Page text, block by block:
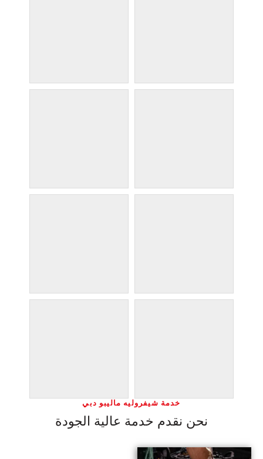
خدمة شيفروليه ماليبو دبي
نحن نقدم خدمة عالية الجودة